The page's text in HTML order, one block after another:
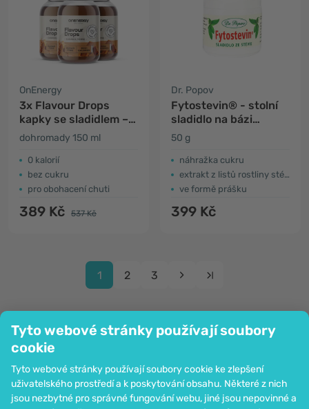
Tyto webové stránky používají soubory
cookie
Tyto webové stránky používají soubory cookie ke zlepšení
uživatelského prostředí a k poskytování obsahu. Některé z nich
jsou nezbytné pro správné fungování webu, jiné jsou nepovinné a
OnEnergy
3x Flavour Drops
kapky se sladidlem –
toffee karamela
dohromady 150 ml
0 kalorií
bez cukru
pro obohacení chuti
389 Kč 537 Kč
Dr. Popov
Fytostevin® - stolní
sladidlo na bázi
steviol-glykosidů
50 g
náhražka cukru
extrakt z listů rostliny stévie
ve formě prášku
399 Kč
1 2 3
Společnost
Informace
Připojte se k nám